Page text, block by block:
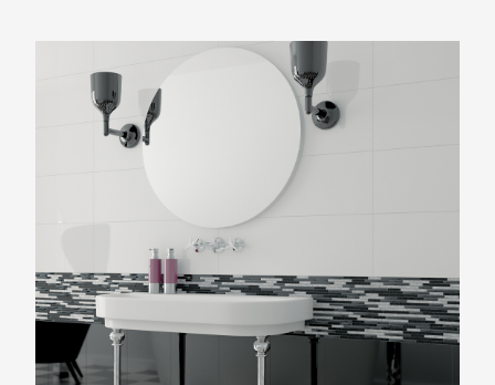
Beste Koop 400X1200 Dimension Bases
Blanco Mat